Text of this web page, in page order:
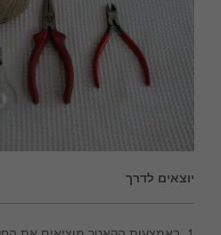
יוצאים לדרך